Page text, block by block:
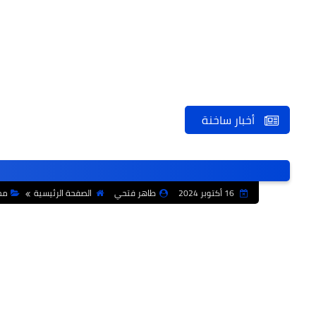
أخبار ساخنة
16 أكتوبر 2024 طاهر فتحي الصفحة الرئيسية